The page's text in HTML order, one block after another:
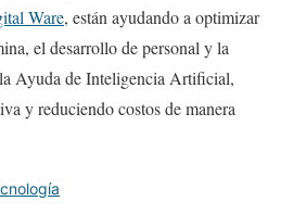
Ware, están ayudando a optimizar
el desarrollo de personal y la
Ayuda de Inteligencia Artificial,
y reduciendo costos de manera